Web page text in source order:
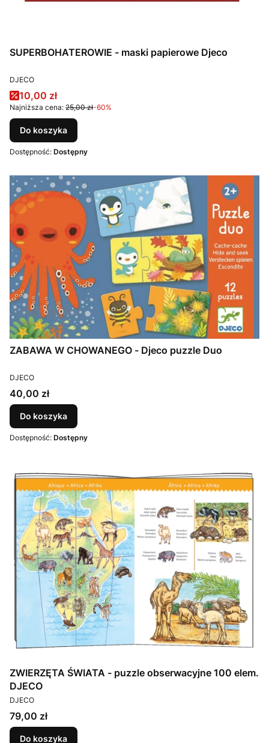
SUPERBOHATEROWIE - maski papierowe Djeco
PRODUCENT
DJECO
Cena promocyjna
10,00 zł
Najniższa cena: 25,00 zł-60%
Do koszyka
Dostępność: Dostępny
ZABAWA W CHOWANEGO - Djeco puzzle Duo
PRODUCENT
DJECO
Cena
40,00 zł
Do koszyka
Dostępność: Dostępny
ZWIERZĘTA ŚWIATA - puzzle obserwacyjne 100 elem.
DJECO
PRODUCENT
DJECO
Cena
79,00 zł
Do koszyka